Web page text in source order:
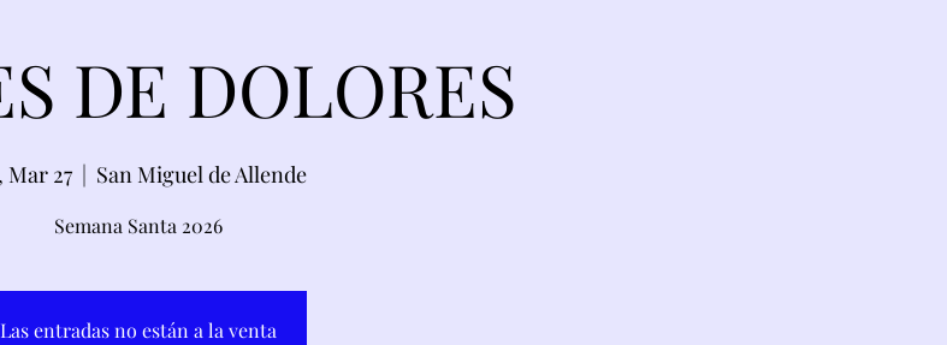
DE DOLORES
Mar 27
  |
San Miguel de Allende
Semana Santa 2026
Las entradas no están a la venta